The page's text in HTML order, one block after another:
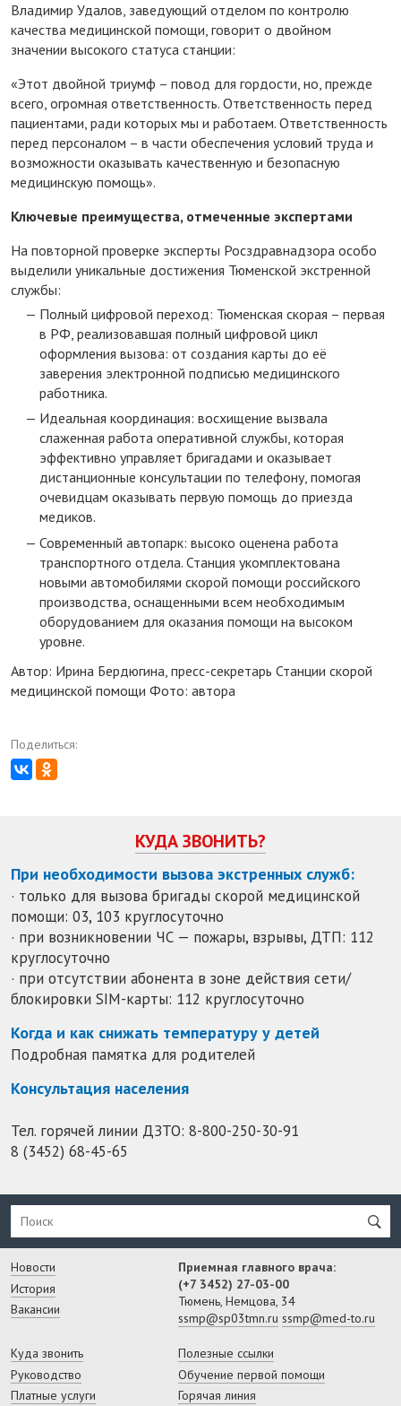
Владимир Удалов, заведующий отделом по контролю
качества медицинской помощи, говорит о двойном
значении высокого статуса станции:
«Этот двойной триумф – повод для гордости, но, прежде
всего, огромная ответственность. Ответственность перед
пациентами, ради которых мы и работаем. Ответственность
перед персоналом – в части обеспечения условий труда и
возможности оказывать качественную и безопасную
медицинскую помощь».
Ключевые преимущества, отмеченные экспертами
На повторной проверке эксперты Росздравнадзора особо
выделили уникальные достижения Тюменской экстренной
службы:
Полный цифровой переход: Тюменская скорая – первая
в РФ, реализовавшая полный цифровой цикл
оформления вызова: от создания карты до её
заверения электронной подписью медицинского
работника.
Идеальная координация: восхищение вызвала
слаженная работа оперативной службы, которая
эффективно управляет бригадами и оказывает
дистанционные консультации по телефону, помогая
очевидцам оказывать первую помощь до приезда
медиков.
Современный автопарк: высоко оценена работа
транспортного отдела. Станция укомплектована
новыми автомобилями скорой помощи российского
производства, оснащенными всем необходимым
оборудованием для оказания помощи на высоком
уровне.
Автор: Ирина Бердюгина, пресс-секретарь Станции скорой
медицинской помощи Фото: автора
Поделиться:
КУДА ЗВОНИТЬ?
При необходимости вызова экстренных служб:
· только для вызова бригады скорой медицинской
помощи: 03, 103 круглосуточно
· при возникновении ЧС — пожары, взрывы, ДТП: 112
круглосуточно
· при отсутствии абонента в зоне действия сети/
блокировки SIM-карты: 112 круглосуточно
Когда и как снижать температуру у детей
Подробная памятка для родителей
Консультация населения
Тел. горячей линии ДЗТО: 8-800-250-30-91
8 (3452) 68-45-65
Новости
История
Вакансии
Приемная главного врача:
(+7 3452) 27-03-00
Тюмень, Немцова, 34
ssmp@sp03tmn.ru ssmp@med-to.ru
Куда звонить
Руководство
Платные услуги
Полезные ссылки
Обучение первой помощи
Горячая линия